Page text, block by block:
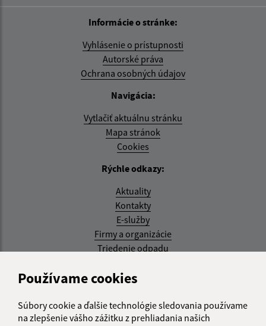
Používame cookies
Súbory cookie a ďalšie technológie sledovania používame
na zlepšenie vášho zážitku z prehliadania našich
Informácie o stránke:
Vyhlásenie o prístupnosti
Autorské práva
Ochrana osobných údajov
Navigácia:
Vytlačiť aktuálnu stránku
Mapa stránok
Cookies
Rýchle odkazy:
Aktuality
Kontakty
E-služby
Firmy a organizácie
Triedenie odpadu
Aktualizované:
RSS